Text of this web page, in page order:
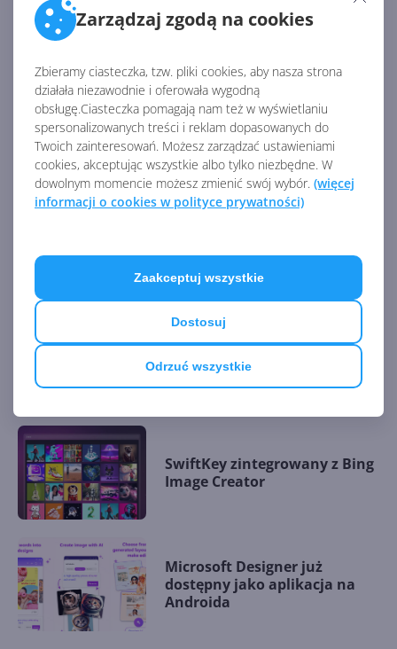
Zarządzaj zgodą na cookies
Zbieramy ciasteczka, tzw. pliki cookies, aby nasza strona
działała niezawodnie i oferowała wygodną
obsługę.Ciasteczka pomagają nam też w wyświetlaniu
spersonalizowanych treści i reklam dopasowanych do
Twoich zainteresowań. Możesz zarządzać ustawieniami
cookies, akceptując wszystkie albo tylko niezbędne. W
dowolnym momencie możesz zmienić swój wybór. (więcej
informacji o cookies w polityce prywatności)
Odrzuć wszystkie
Dostosuj
Zaakceptuj wszystkie
można bezpłatnie pobrać ze sklepu Google Play.
Źródło:
https://mspoweruser.com/microsoft-will-soon-let-
you-sync-files-between-your-android-phone-and-
computer/
AKTUALNOŚCI Z KATEGORII ANDROID
Store na Androida
SwiftKey na Androida
pozwala pisać i dyktować
jednocześnie
SwiftKey zintegrowany z Bing
Image Creator
Microsoft Designer już
dostępny jako aplikacja na
Androida